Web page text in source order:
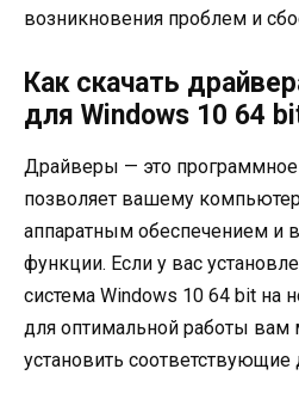
возникновения проблем и
Как скачать
для Windows 10 64
Драйверы — это программное
позволяет вашему
аппаратным обеспечением и
функции. Если у вас
система Windows 10 64 bit на
для оптимальной работы вам
установить соответствующие